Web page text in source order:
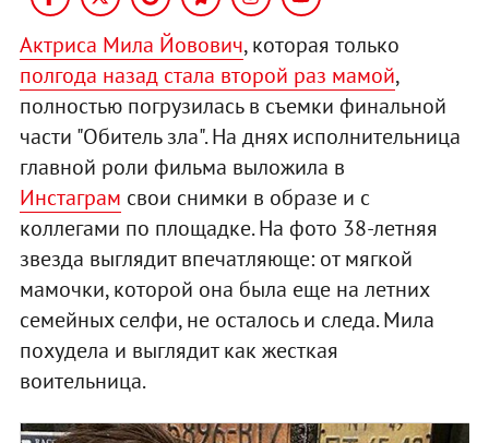
Актриса Мила Йовович, которая только
полгода назад стала второй раз мамой,
полностью погрузилась в съемки финальной
части "Обитель зла". На днях исполнительница
главной роли фильма выложила в
Инстаграм свои снимки в образе и с
коллегами по площадке. На фото 38-летняя
звезда выглядит впечатляюще: от мягкой
мамочки, которой она была еще на летних
семейных селфи, не осталось и следа. Мила
похудела и выглядит как жесткая
воительница.